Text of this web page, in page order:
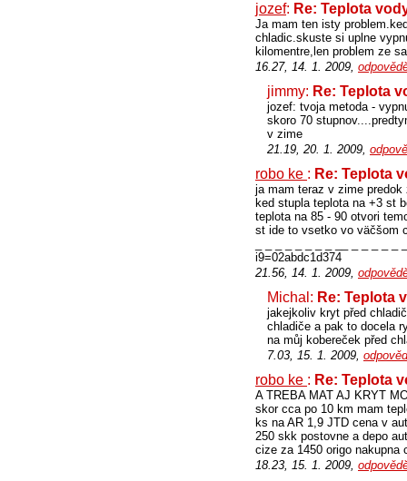
jozef: Re: Teplota
Ja mam ten isty
chladic.skuste si uplne
kilomentre,len problem ze
16.27, 14. 1. 2009,
jimmy: Re: Teplota
jozef: tvoja metoda -
skoro 70
v zime
21.19, 20. 1. 2009,
robo ke : Re: Teplota
ja mam teraz v zime
ked stupla teplota na +3 st
teplota na 85 - 90 otvori
st ide to vsetko vo väčšom
i9=02abdc1d374
21.56, 14. 1. 2009,
Michal: Re: Teplota
jakejkoliv kryt před
chladiče a pak to docela
na můj kobereček před
7.03, 15. 1. 2009,
robo ke : Re: Teplota
A TREBA MAT AJ KRYT
skor cca po 10 km mam
ks na AR 1,9 JTD cena v
250 skk postovne a depo
cize za 1450 origo nakupna
18.23, 15. 1. 2009,